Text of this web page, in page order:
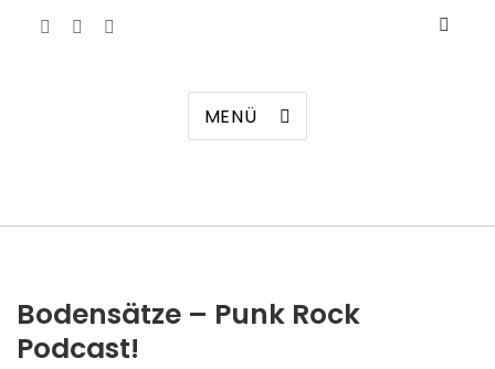
MENÜ
Bodensätze – Punk Rock
Podcast!